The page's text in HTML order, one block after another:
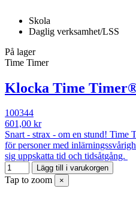
Skola
Daglig verksamhet/LSS
På lager
Time Timer
Klocka Time
100344
601,00 kr
Snart - strax - om en stund!
för personer med
sig uppskatta tid och tidsåtgång.
Lägg till i varukorgen
Tap to zoom ×